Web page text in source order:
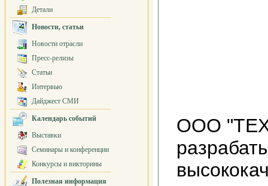
Детали
Новости, статьи
Новости отрасли
Пресс-релизы
Статьи
Интервью
Дайджест СМИ
Календарь событий
Выставки
Семинары и конференции
Конкурсы и викторины
Полезная информация
ООО